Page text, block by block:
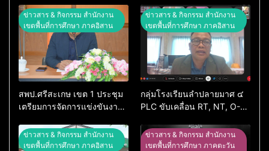
ข่าวสาร & กิจกรรม สำนักงาน
เขตพื้นที่การศึกษา ภาคอิสาน
สพป.ศรีสะเกษ เขต 1 ประชุม
เตรียมการจัดการแข่งขันงาน
74 ปีการศึกษา 2569
ข่าวสาร & กิจกรรม สำนักงาน
เขตพื้นที่การศึกษา ภาคอิสาน
กลุ่มโรงเรียนลำปลายมาศ ๔
PLC ขับเคลื่อน RT, NT, O-
ข่าวสาร & กิจกรรม สำนักงาน
เขตพื้นที่การศึกษา ภาคอิสาน
ข่าวสาร & กิจกรรม สำนักงาน
เขตพื้นที่การศึกษา ภาคตะวัน